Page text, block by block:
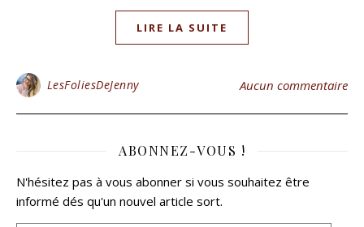
LIRE LA SUITE
LesFoliesDeJenny Aucun commentaire
ABONNEZ-VOUS !
N'hésitez pas à vous abonner si vous souhaitez être
informé dés qu'un nouvel article sort.